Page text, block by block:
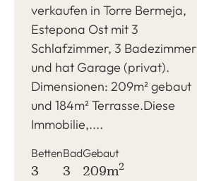
verkaufen in Torre Bermeja,
Estepona Ost mit 3
Schlafzimmer, 3 Badezimmer
und hat Garage (privat).
Dimensionen: 209m² gebaut
und 184m² Terrasse.Diese
Immobilie,....
Betten
3
Bad
3
Gebaut
209m2